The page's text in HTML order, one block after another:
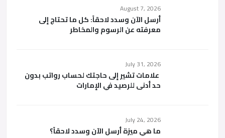
August 7, 2026
أرسل الآن وسدد لاحقاً: كل ما تحتاج إلى
معرفته عن الرسوم والمخاطر
July 31, 2026
علامات تشير إلى حاجتك لحساب رواتب بدون
حد أدنى للرصيد في الإمارات
July 24, 2026
ما هي ميزة أرسل الآن وسدد لاحقاً؟